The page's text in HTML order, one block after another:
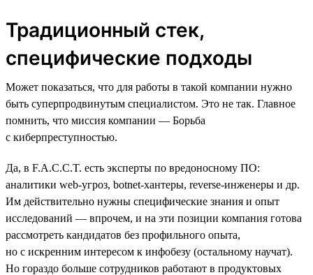
Традиционный стек,
специфические подходы
Может показаться, что для работы в такой компании нужно
быть суперпродвинутым специалистом. Это не так. Главное
помнить, что миссия компании — Борьба
с киберпреступностью.
Да, в F.A.C.C.T. есть эксперты по вредоносному ПО:
аналитики web-угроз, botnet-хантеры, reverse-инженеры и др.
Им действительно нужны специфические знания и опыт
исследований — впрочем, и на эти позиции компания готова
рассмотреть кандидатов без профильного опыта,
но с искренним интересом к инфобезу (остальному научат).
Но гораздо больше сотрудников работают в продуктовых